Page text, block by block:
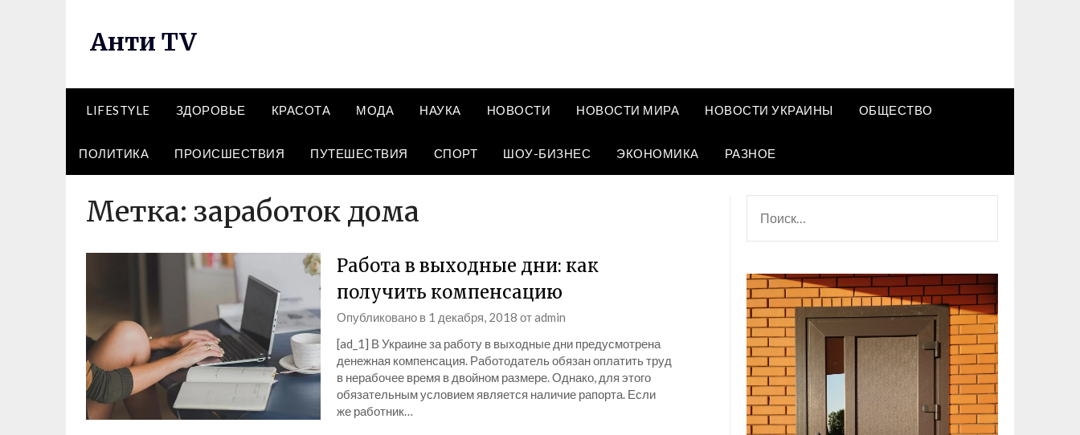
Анти TV
LIFESTYLE ЗДОРОВЬЕ КРАСОТА МОДА НАУКА НОВОСТИ НОВОСТИ МИРА НОВОСТИ УКРАИНЫ ОБЩЕСТВО
ПОЛИТИКА ПРОИСШЕСТВИЯ ПУТЕШЕСТВИЯ СПОРТ ШОУ-БИЗНЕС ЭКОНОМИКА РАЗНОЕ
Метка: заработок дома
Работа в выходные дни: как
получить компенсацию
Опубликовано в 1 декабря, 2018 отadmin
[ad_1] В Украине за работу в выходные дни предусмотрена
денежная компенсация. Работодатель обязан оплатить труд
в нерабочее время в двойном размере. Однако, для этого
обязательным условием является наличие рапорта. Если
же работник…